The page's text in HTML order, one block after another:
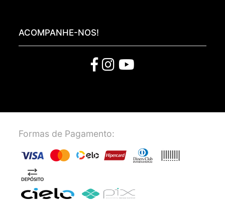
ACOMPANHE-NOS!
Formas de Pagamento: